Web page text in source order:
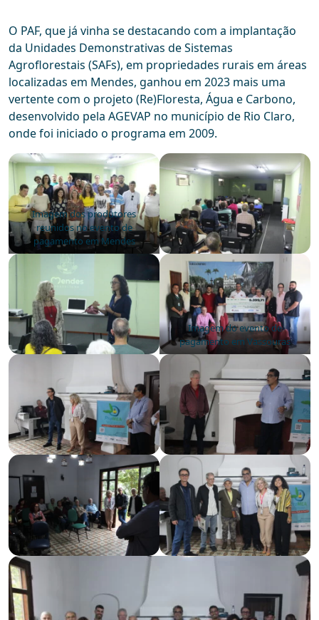
O PAF, que já vinha se destacando com a implantação
da Unidades Demonstrativas de Sistemas
Agroflorestais (SAFs), em propriedades rurais em áreas
localizadas em Mendes, ganhou em 2023 mais uma
vertente com o projeto (Re)Floresta, Água e Carbono,
desenvolvido pela AGEVAP no município de Rio Claro,
onde foi iniciado o programa em 2009.
Imagem dos produtores
reunidos no evento de
pagamento em Mendes
Imagem do evento de
pagamento em Vassouras